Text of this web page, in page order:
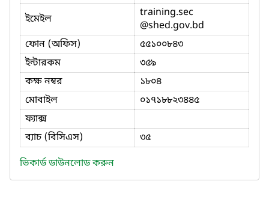
ইমেইল
training.sec
@shed.gov.bd
ফোন (অফিস)
৫৫১০০৮৪৩
ইন্টারকম
৩৫৯
কক্ষ নম্বর
১৮০৪
মোবাইল
০১৭১৮৮২৩৪৪৫
ফ্যাক্স
ব্যাচ (বিসিএস)
৩৫
ভিকার্ড ডাউনলোড করুন